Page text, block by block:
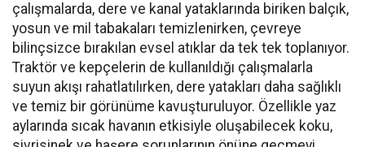
çalışmalarda, dere ve kanal yataklarında biriken balçık,
yosun ve mil tabakaları temizlenirken, çevreye
bilinçsizce bırakılan evsel atıklar da tek tek toplanıyor.
Traktör ve kepçelerin de kullanıldığı çalışmalarla
suyun akışı rahatlatılırken, dere yatakları daha sağlıklı
ve temiz bir görünüme kavuşturuluyor. Özellikle yaz
aylarında sıcak havanın etkisiyle oluşabilecek koku,